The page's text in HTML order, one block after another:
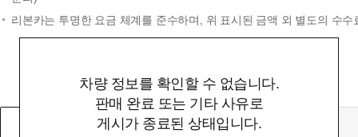
차량 정보를 확인할 수 없습니다.
판매 완료 또는 기타 사유로
게시가 종료된 상태입니다.
리본카는 투명한 요금 체계를 준수하며, 위 표시된 금액 외 별도의 수
할부